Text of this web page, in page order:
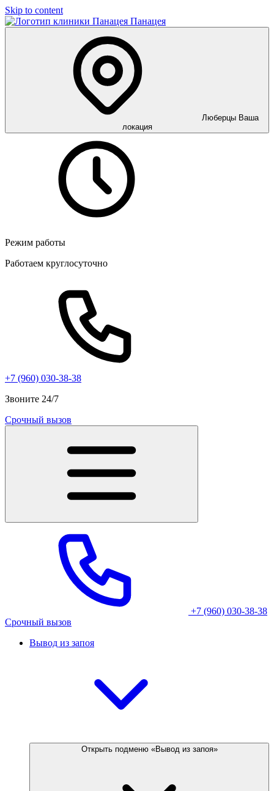
Skip to content
Панацея
Люберцы Ваша
локация
Режим работы
Работаем круглосуточно
+7 (960) 030-38-38
Звоните 24/7
Срочный вызов
+7 (960) 030-38-38
Срочный вызов
Вывод из запоя
Открыть подменю «Вывод из запоя»